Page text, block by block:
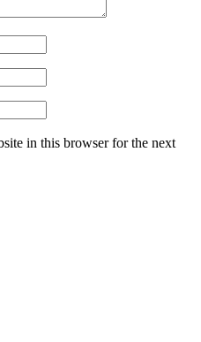
in this browser for the next